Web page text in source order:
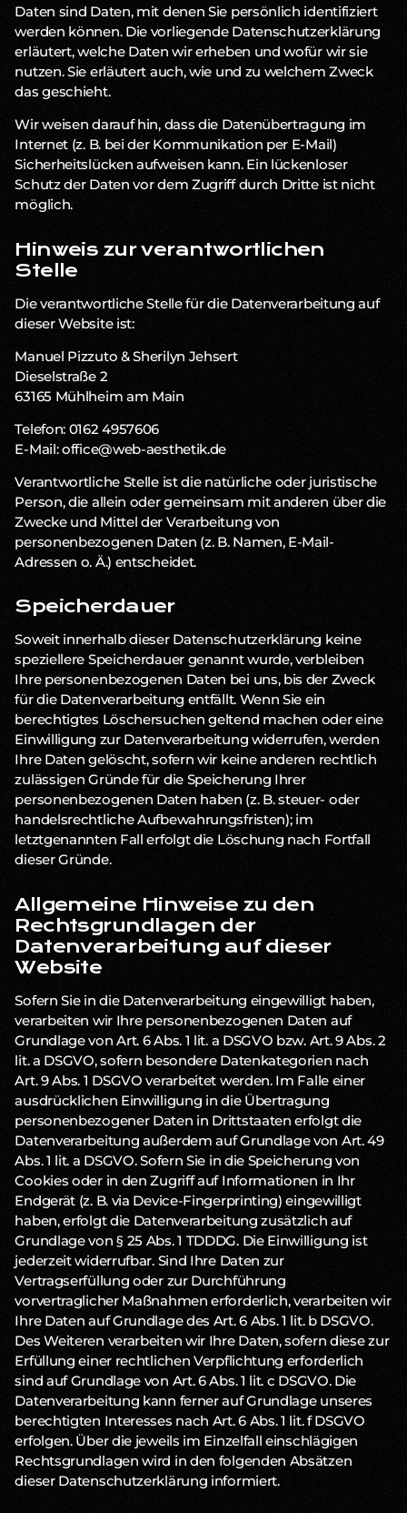
Daten sind Daten, mit denen Sie persönlich identifiziert
werden können. Die vorliegende Datenschutzerklärung
erläutert, welche Daten wir erheben und wofür wir sie
nutzen. Sie erläutert auch, wie und zu welchem Zweck
das geschieht.
Wir weisen darauf hin, dass die Datenübertragung im
Internet (z. B. bei der Kommunikation per E-Mail)
Sicherheitslücken aufweisen kann. Ein lückenloser
Schutz der Daten vor dem Zugriff durch Dritte ist nicht
möglich.
Hinweis zur verantwortlichen
Stelle
Die verantwortliche Stelle für die Datenverarbeitung auf
dieser Website ist:
Manuel Pizzuto & Sherilyn Jehsert
Dieselstraße 2
63165 Mühlheim am Main
Telefon: 0162 4957606
E-Mail: office@web-aesthetik.de
Verantwortliche Stelle ist die natürliche oder juristische
Person, die allein oder gemeinsam mit anderen über die
Zwecke und Mittel der Verarbeitung von
personenbezogenen Daten (z. B. Namen, E-Mail-
Adressen o. Ä.) entscheidet.
Speicherdauer
Soweit innerhalb dieser Datenschutzerklärung keine
speziellere Speicherdauer genannt wurde, verbleiben
Ihre personenbezogenen Daten bei uns, bis der Zweck
für die Datenverarbeitung entfällt. Wenn Sie ein
berechtigtes Löschersuchen geltend machen oder eine
Einwilligung zur Datenverarbeitung widerrufen, werden
Ihre Daten gelöscht, sofern wir keine anderen rechtlich
zulässigen Gründe für die Speicherung Ihrer
personenbezogenen Daten haben (z. B. steuer- oder
handelsrechtliche Aufbewahrungsfristen); im
letztgenannten Fall erfolgt die Löschung nach Fortfall
dieser Gründe.
Allgemeine Hinweise zu den
Rechtsgrundlagen der
Datenverarbeitung auf dieser
Website
Sofern Sie in die Datenverarbeitung eingewilligt haben,
verarbeiten wir Ihre personenbezogenen Daten auf
Grundlage von Art. 6 Abs. 1 lit. a DSGVO bzw. Art. 9 Abs. 2
lit. a DSGVO, sofern besondere Datenkategorien nach
Art. 9 Abs. 1 DSGVO verarbeitet werden. Im Falle einer
ausdrücklichen Einwilligung in die Übertragung
personenbezogener Daten in Drittstaaten erfolgt die
Datenverarbeitung außerdem auf Grundlage von Art. 49
Abs. 1 lit. a DSGVO. Sofern Sie in die Speicherung von
Cookies oder in den Zugriff auf Informationen in Ihr
Endgerät (z. B. via Device-Fingerprinting) eingewilligt
haben, erfolgt die Datenverarbeitung zusätzlich auf
Grundlage von § 25 Abs. 1 TDDDG. Die Einwilligung ist
jederzeit widerrufbar. Sind Ihre Daten zur
Vertragserfüllung oder zur Durchführung
vorvertraglicher Maßnahmen erforderlich, verarbeiten wir
Ihre Daten auf Grundlage des Art. 6 Abs. 1 lit. b DSGVO.
Des Weiteren verarbeiten wir Ihre Daten, sofern diese zur
Erfüllung einer rechtlichen Verpflichtung erforderlich
sind auf Grundlage von Art. 6 Abs. 1 lit. c DSGVO. Die
Datenverarbeitung kann ferner auf Grundlage unseres
berechtigten Interesses nach Art. 6 Abs. 1 lit. f DSGVO
erfolgen. Über die jeweils im Einzelfall einschlägigen
Rechtsgrundlagen wird in den folgenden Absätzen
dieser Datenschutzerklärung informiert.